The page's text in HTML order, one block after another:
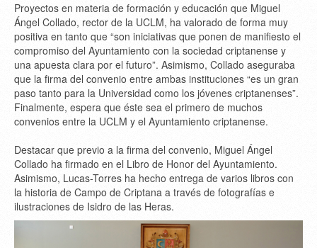
Proyectos en materia de formación y educación que Miguel
Ángel Collado, rector de la UCLM, ha valorado de forma muy
positiva en tanto que “son iniciativas que ponen de manifiesto el
compromiso del Ayuntamiento con la sociedad criptanense y
una apuesta clara por el futuro”. Asimismo, Collado aseguraba
que la firma del convenio entre ambas instituciones “es un gran
paso tanto para la Universidad como los jóvenes criptanenses”.
Finalmente, espera que éste sea el primero de muchos
convenios entre la UCLM y el Ayuntamiento criptanense.
Destacar que previo a la firma del convenio, Miguel Ángel
Collado ha firmado en el Libro de Honor del Ayuntamiento.
Asimismo, Lucas-Torres ha hecho entrega de varios libros con
la historia de Campo de Criptana a través de fotografías e
ilustraciones de Isidro de las Heras.